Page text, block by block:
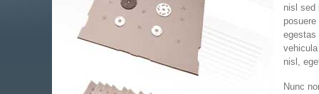
nisl sed
egestas
nisl,
Nunc